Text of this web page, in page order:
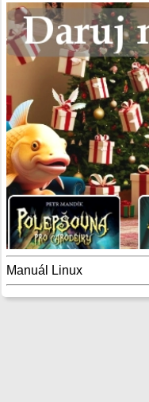
Manuál Linux